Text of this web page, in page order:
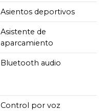
Asientos deportivos
Asistente de
aparcamiento
Bluetooth audio
Control por voz